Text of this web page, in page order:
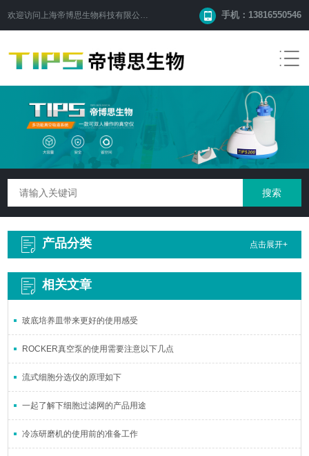
欢迎访问 上海帝博思生物科技有限公司 手机：13816550546
产品分类 点击展开+
相关文章
玻底培养皿带来更好的使用感受
ROCKER真空泵的使用需要注意以下几点
流式细胞分选仪的原理如下
一起了解下细胞过滤网的产品用途
冷冻研磨机的使用前的准备工作